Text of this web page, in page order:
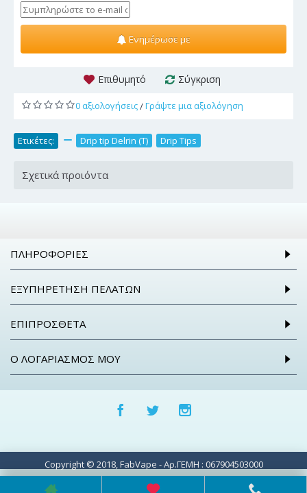
Ενημέρωσε με
Επιθυμητό Σύγκριση
0 αξιολογήσεις/Γράψτε μια αξιολόγηση
Ετικέτες: Drip tip Delrin (T) Drip Tips
Σχετικά προιόντα
ΠΛΗΡΟΦΟΡΊΕΣ
ΕΞΥΠΗΡΈΤΗΣΗ ΠΕΛΑΤΏΝ
ΕΠΙΠΡΌΣΘΕΤΑ
Ο ΛΟΓΑΡΙΑΣΜΌΣ ΜΟΥ
Copyright © 2018, FabVape - Αρ.ΓΕΜΗ : 067904503000